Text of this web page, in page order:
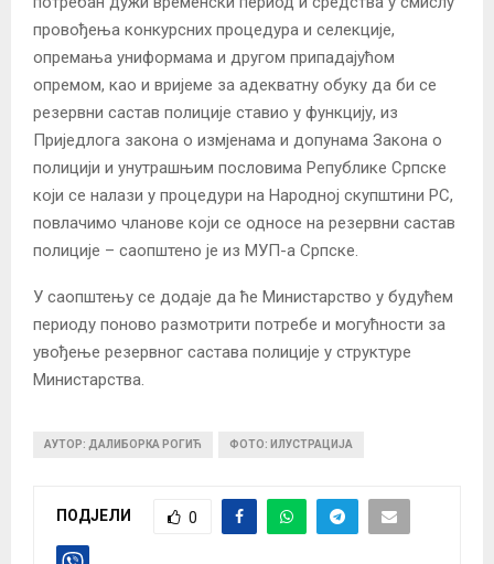
провођења конкурсних процедура и селекције,
опремања униформама и другом припадајућом
опремом, као и вријеме за адекватну обуку да би се
резервни састав полиције ставио у функцију, из
Приједлога закона о измјенама и допунама Закона о
полицији и унутрашњим пословима Републике Српске
који се налази у процедури на Народној скупштини РС,
повлачимо чланове који се односе на резервни састав
полиције – саопштено је из МУП-а Српске.
У саопштењу се додаје да ће Министарство у будућем
периоду поново размотрити потребе и могућности за
увођење резервног састава полиције у структуре
Министарства.
АУТОР: ДАЛИБОРКА РОГИЋ ФОТО: ИЛУСТРАЦИЈА
ПОДЈЕЛИ 0